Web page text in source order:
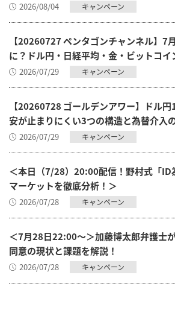
2026/08/04 キャンペーン
【20260727 ペンタゴンチャンネル】7
に？ドル円・日経平均・金・ビットコイ
2026/07/29 キャンペーン
【20260728 ゴールデンアワー】ドル
安が止まりにくい3つの構造と為替介入
2026/07/29 キャンペーン
＜本日（7/28）20:00配信！野村式「ID
マーケットを徹底分析！＞
2026/07/28 キャンペーン
＜7月28日22:00～＞加藤博太郎弁護士
同意の現状と課題を解説！
2026/07/28 キャンペーン